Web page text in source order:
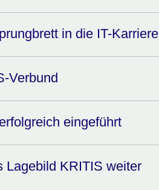
in die IT-Karriere
Verbund
eingeführt
Lagebild KRITIS weiter